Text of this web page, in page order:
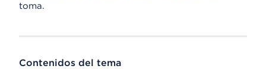
toma.
Contenidos del tema